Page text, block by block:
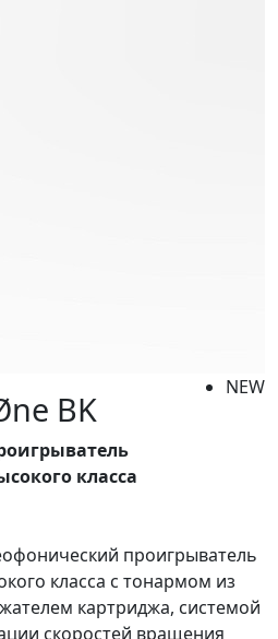
BK
класса
NEW
проигрыватель
класса с тонармом из
картриджа, системой
скоростей вращения